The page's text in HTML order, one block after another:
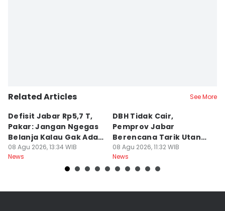
Related Articles See More
Defisit Jabar Rp5,7 T,
Pakar: Jangan Ngegas
Belanja Kalau Gak Ada
Duit
08 Agu 2026, 13:34 WIB
News
DBH Tidak Cair,
Pemprov Jabar
Berencana Tarik Utang
Rp3,4 Triliun
08 Agu 2026, 11:32 WIB
News